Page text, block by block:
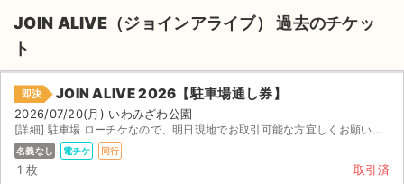
JOIN ALIVE（ジョインアライブ） 過去のチケッ
ト
即決 JOIN ALIVE 2026【駐車場通し券】
2026/07/20(月) いわみざわ公園
[詳細] 駐車場 ローチケなので、明日現地でお取引可能な方宜しくお願いいたします。
名義なし 電チケ 同行
1 枚 取引済